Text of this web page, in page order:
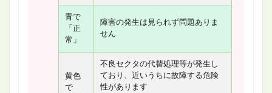
青で
「正
常」
障害の発生は見られず問題ありま
せん
黄色
で
不良セクタの代替処理等が発生し
ており、近いうちに故障する危険
性があります